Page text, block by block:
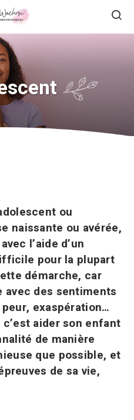
ou
naissante ou avérée,
l’aide d’un
pour la plupart
démarche, car
avec des sentiments
exaspération…
aider son enfant
de manière
que possible, et
de sa vie,